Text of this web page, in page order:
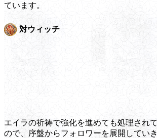
ています。
対ウィッチ
エイラの祈祷で強化を進めても処理され
ので、序盤からフォロワーを展開してい